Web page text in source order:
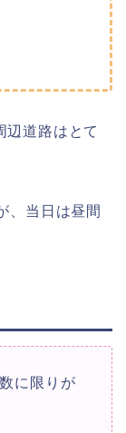
辺道路はとて
、当日は昼間
に限りが